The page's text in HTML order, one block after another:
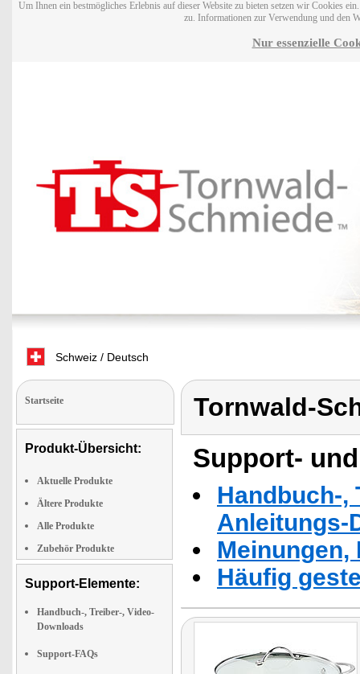
Um Ihnen ein bestmögliches Erlebnis auf dieser Website zu bieten setzen wir Cookies
zu. Informationen zur Verwendung und den
Nur essenzielle
Schweiz / Deutsch
Startseite
Produkt-Übersicht:
Aktuelle Produkte
Ältere Produkte
Alle Produkte
Zubehör Produkte
Support-Elemente:
Handbuch-, Treiber-, Video-
Downloads
Support-FAQs
Tornwald-
Support-
Handbuch-,
Anleitungs-
Häufig